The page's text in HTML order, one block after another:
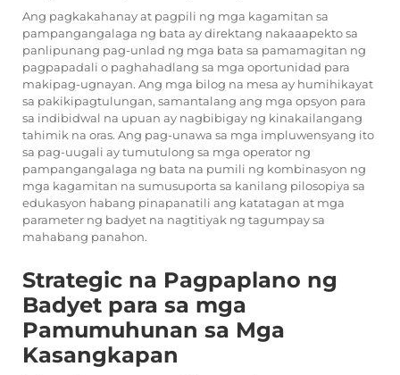
Ang pagkakahanay at pagpili ng mga kagamitan sa
pampangangalaga ng bata ay direktang nakaaapekto sa
panlipunang pag-unlad ng mga bata sa pamamagitan ng
pagpapadali o paghahadlang sa mga oportunidad para
makipag-ugnayan. Ang mga bilog na mesa ay humihikayat
sa pakikipagtulungan, samantalang ang mga opsyon para
sa indibidwal na upuan ay nagbibigay ng kinakailangang
tahimik na oras. Ang pag-unawa sa mga impluwensyang ito
sa pag-uugali ay tumutulong sa mga operator ng
pampangangalaga ng bata na pumili ng kombinasyon ng
mga kagamitan na sumusuporta sa kanilang pilosopiya sa
edukasyon habang pinapanatili ang katatagan at mga
parameter ng badyet na nagtitiyak ng tagumpay sa
mahabang panahon.
Strategic na Pagpaplano ng
Badyet para sa mga
Pamumuhunan sa Mga
Kasangkapan